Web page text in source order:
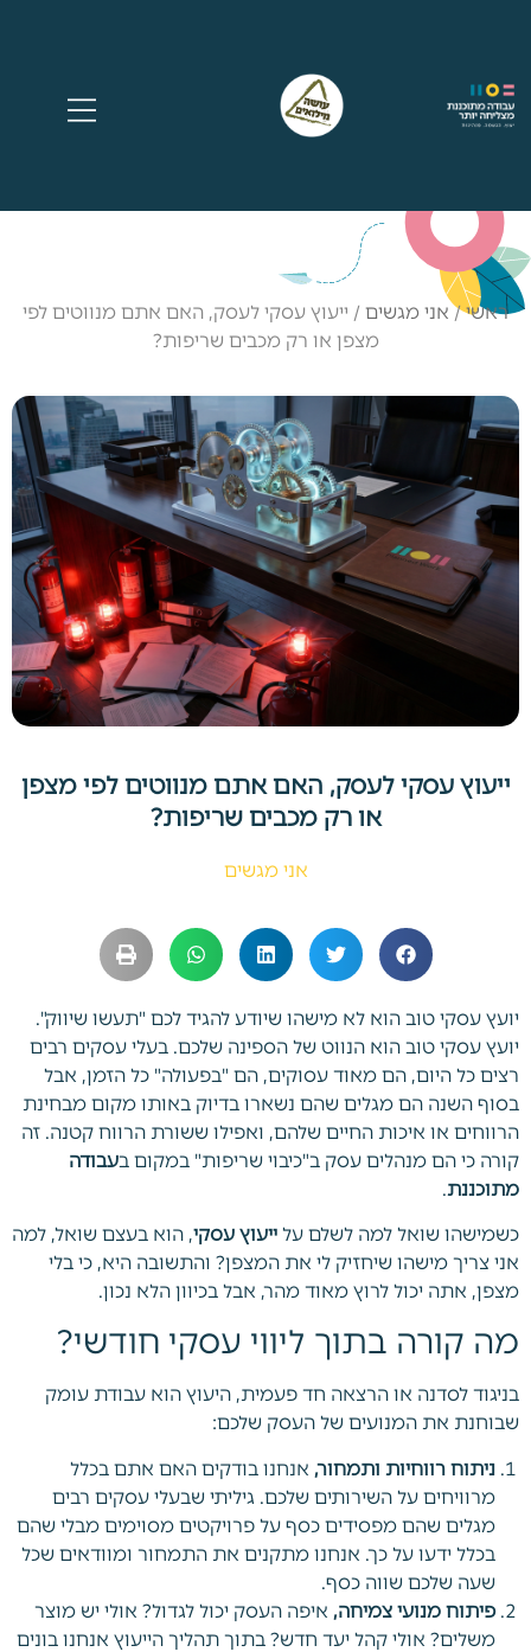
ראשי/ אני מגשים / ייעוץ עסקי לעסק, האם אתם מנווטים לפי
מצפן או רק מכבים שריפות?
ייעוץ עסקי לעסק, האם אתם מנווטים לפי מצפן
או רק מכבים שריפות?
אני מגשים
יועץ עסקי טוב הוא לא מישהו שיודע להגיד לכם "תעשו שיווק".
יועץ עסקי טוב הוא הנווט של הספינה שלכם. בעלי עסקים רבים
רצים כל היום, הם מאוד עסוקים, הם "בפעולה" כל הזמן, אבל
בסוף השנה הם מגלים שהם נשארו בדיוק באותו מקום מבחינת
הרווחים או איכות החיים שלהם, ואפילו ששורת הרווח קטנה. זה
קורה כי הם מנהלים עסק ב"כיבוי שריפות" במקום בעבודה
מתוכננת.
כשמישהו שואל למה לשלם על ייעוץ עסקי, הוא בעצם שואל, למה
אני צריך מישהו שיחזיק לי את המצפן? והתשובה היא, כי בלי
מצפן, אתה יכול לרוץ מאוד מהר, אבל בכיוון הלא נכון.
מה קורה בתוך ליווי עסקי חודשי?
בניגוד לסדנה או הרצאה חד פעמית, היעוץ הוא עבודת עומק
שבוחנת את המנועים של העסק שלכם:
ניתוח רווחיות ותמחור, אנחנו בודקים האם אתם בכלל
מרוויחים על השירותים שלכם. גיליתי שבעלי עסקים רבים
מגלים שהם מפסידים כסף על פרויקטים מסוימים מבלי שהם
בכלל ידעו על כך. אנחנו מתקנים את התמחור ומוודאים שכל
שעה שלכם שווה כסף.
פיתוח מנועי צמיחה, איפה העסק יכול לגדול? אולי יש מוצר
משלים? אולי קהל יעד חדש? בתוך תהליך הייעוץ אנחנו בונים